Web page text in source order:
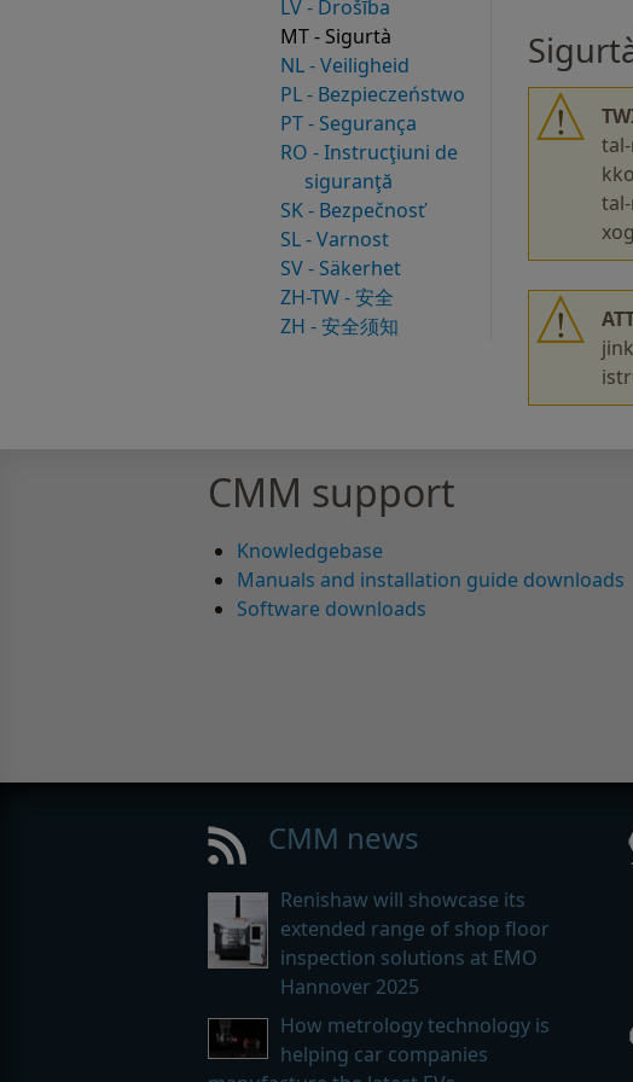
LV - Drošība
MT - Sigurtà
NL - Veiligheid
PL - Bezpieczeństwo
PT - Segurança
RO - Instrucţiuni de
siguranţă
SK - Bezpečnosť
SL - Varnost
SV - Säkerhet
ZH-TW - 安全
ZH - 安全须知
CMM support
Knowledgebase
Manuals and installation guide downloads
Software downloads
CMM news
Renishaw will showcase its
extended range of shop floor
inspection solutions at EMO
Hannover 2025
How metrology technology is
helping car companies